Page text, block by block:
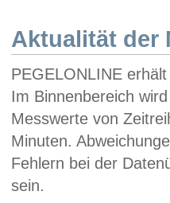
Aktualität der
PEGELONLINE
Im Binnenbereich
Messwerte von
Minuten.
Fehlern bei der
sein.